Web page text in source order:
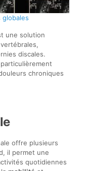
globales
une solution
discales.
chroniques
offre plusieurs
il permet une
quotidiennes